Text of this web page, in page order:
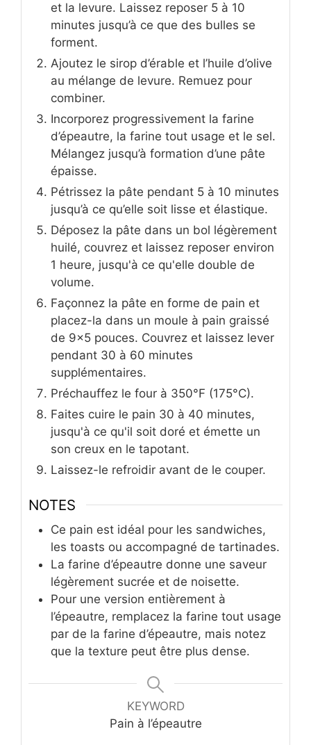
et la levure. Laissez reposer 5 à 10
minutes jusqu’à ce que des bulles se
forment.
Ajoutez le sirop d’érable et l’huile d’olive
au mélange de levure. Remuez pour
combiner.
Incorporez progressivement la farine
d’épeautre, la farine tout usage et le sel.
Mélangez jusqu’à formation d’une pâte
épaisse.
Pétrissez la pâte pendant 5 à 10 minutes
jusqu’à ce qu’elle soit lisse et élastique.
Déposez la pâte dans un bol légèrement
huilé, couvrez et laissez reposer environ
1 heure, jusqu'à ce qu'elle double de
volume.
Façonnez la pâte en forme de pain et
placez-la dans un moule à pain graissé
de 9×5 pouces. Couvrez et laissez lever
pendant 30 à 60 minutes
supplémentaires.
Préchauffez le four à 350°F (175°C).
Faites cuire le pain 30 à 40 minutes,
jusqu'à ce qu'il soit doré et émette un
son creux en le tapotant.
Laissez-le refroidir avant de le couper.
NOTES
Ce pain est idéal pour les sandwiches,
les toasts ou accompagné de tartinades.
La farine d’épeautre donne une saveur
légèrement sucrée et de noisette.
Pour une version entièrement à
l’épeautre, remplacez la farine tout usage
par de la farine d’épeautre, mais notez
que la texture peut être plus dense.
KEYWORD
Pain à l’épeautre